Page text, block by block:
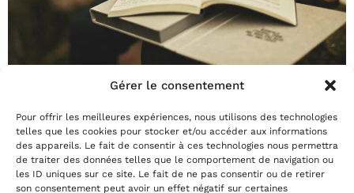
Gérer le consentement
Pour offrir les meilleures expériences, nous utilisons des technologies
telles que les cookies pour stocker et/ou accéder aux informations
des appareils. Le fait de consentir à ces technologies nous permettra
de traiter des données telles que le comportement de navigation ou
les ID uniques sur ce site. Le fait de ne pas consentir ou de retirer
son consentement peut avoir un effet négatif sur certaines
samedi 10 octobre de 10h à 12h autour de
Barbara (par Barbara). Gratuit sur réservation :
au 02 35 29 22 81 ou sur notre billetterie en